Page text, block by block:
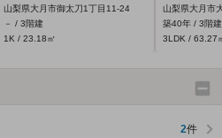
山梨県大月市御太刀1丁目11-24
－ / 3階建
1K / 23.18㎡
山梨県大月市
築40年 / 3階建
3LDK / 63.27
2件